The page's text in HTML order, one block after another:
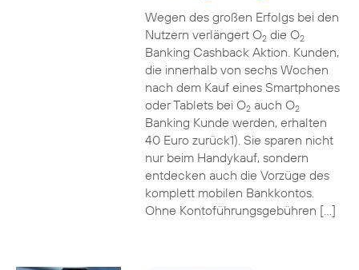
Wegen des großen Erfolgs bei den
Nutzern verlängert O2die O2
Banking Cashback Aktion. Kunden,
die innerhalb von sechs Wochen
nach dem Kauf eines Smartphones
oder Tablets bei O2auch O2
Banking Kunde werden, erhalten
40 Euro zurück1). Sie sparen nicht
nur beim Handykauf, sondern
entdecken auch die Vorzüge des
komplett mobilen Bankkontos.
Ohne Kontoführungsgebühren […]